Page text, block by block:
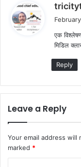
एक
मिडिल
Reply
Leave a Reply
Your email address will
marked *